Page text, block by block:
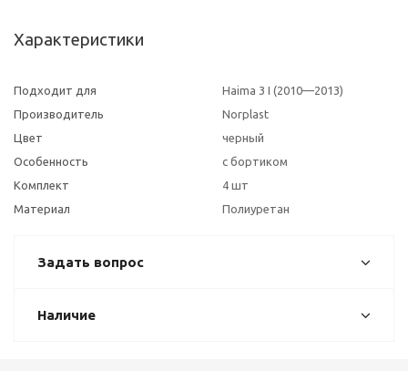
Характеристики
Подходит для
Haima 3 I (2010—2013)
Производитель
Norplast
Цвет
черный
Особенность
с бортиком
Комплект
4 шт
Материал
Полиуретан
Задать вопрос
Наличие